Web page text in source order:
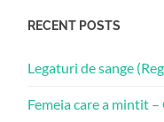
RECENT POSTS
Legaturi de sange
Femeia care a mintit